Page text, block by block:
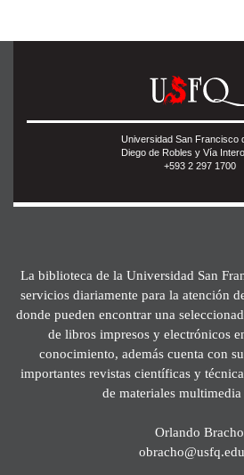
Universidad San Francisco
Diego de Robles y Vía
+593 2 297 1700
La biblioteca de la Universidad San
servicios diariamente para la atención
donde pueden encontrar una
de libros impresos y electrónicos
conocimiento, además cuenta con
importantes revistas científicas y
de materiales multimedia
Orlando Bracho